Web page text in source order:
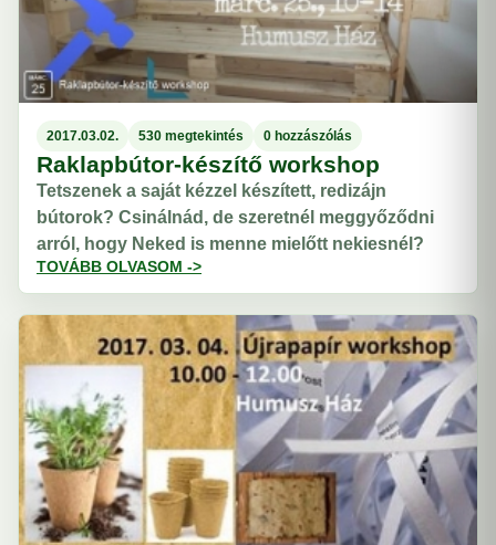
2017.03.02. 530 megtekintés 0 hozzászólás
Raklapbútor-készítő workshop
Tetszenek a saját kézzel készített, redizájn
bútorok? Csinálnád, de szeretnél meggyőződni
arról, hogy Neked is menne mielőtt nekiesnél?
TOVÁBB OLVASOM ->